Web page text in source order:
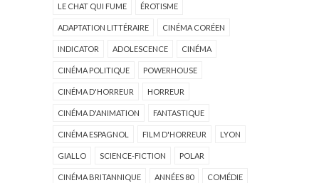
LE CHAT QUI FUME ÉROTISME
ADAPTATION LITTÉRAIRE CINÉMA CORÉEN
INDICATOR ADOLESCENCE CINÉMA
CINÉMA POLITIQUE POWERHOUSE
CINÉMA D'HORREUR HORREUR
CINÉMA D'ANIMATION FANTASTIQUE
CINÉMA ESPAGNOL FILM D'HORREUR LYON
GIALLO SCIENCE-FICTION POLAR
CINÉMA BRITANNIQUE ANNÉES 80 COMÉDIE